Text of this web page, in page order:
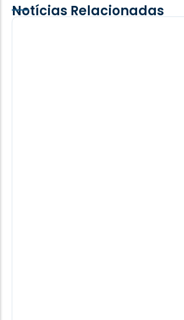
Notícias Relacionadas